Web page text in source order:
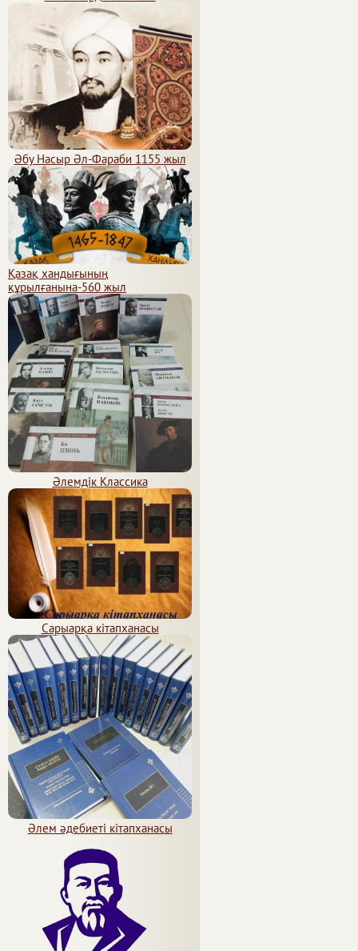
Әбу Насыр Әл-Фараби 1155 жыл
Қазақ хандығының
құрылғанына-560 жыл
Әлемдік Классика
Сарыарқа кітапханасы
Әлем әдебиеті кітапханасы